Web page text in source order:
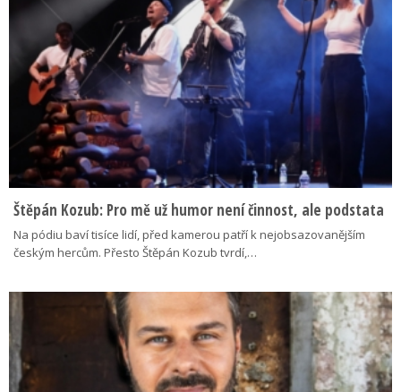
Štěpán Kozub: Pro mě už humor není činnost, ale podstata
Na pódiu baví tisíce lidí, před kamerou patří k nejobsazovanějším
českým hercům. Přesto Štěpán Kozub tvrdí,…